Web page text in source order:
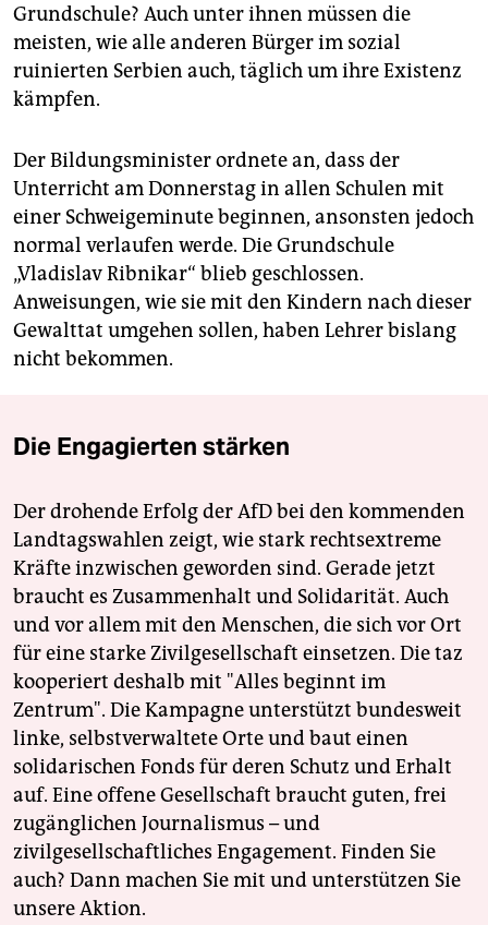
Grundschule? Auch unter ihnen müssen die
meisten, wie alle anderen Bürger im sozial
ruinierten Serbien auch, täglich um ihre Existenz
kämpfen.
Der Bildungsminister ordnete an, dass der
Unterricht am Donnerstag in allen Schulen mit
einer Schweigeminute beginnen, ansonsten jedoch
normal verlaufen werde. Die Grundschule
„Vladislav Ribnikar“ blieb geschlossen.
Anweisungen, wie sie mit den Kindern nach dieser
Gewalttat umgehen sollen, haben Lehrer bislang
nicht bekommen.
Die Engagierten stärken
Der drohende Erfolg der AfD bei den kommenden
Landtagswahlen zeigt, wie stark rechtsextreme
Kräfte inzwischen geworden sind. Gerade jetzt
braucht es Zusammenhalt und Solidarität. Auch
und vor allem mit den Menschen, die sich vor Ort
für eine starke Zivilgesellschaft einsetzen. Die taz
kooperiert deshalb mit "Alles beginnt im
Zentrum". Die Kampagne unterstützt bundesweit
linke, selbstverwaltete Orte und baut einen
solidarischen Fonds für deren Schutz und Erhalt
auf. Eine offene Gesellschaft braucht guten, frei
zugänglichen Journalismus – und
zivilgesellschaftliches Engagement. Finden Sie
auch? Dann machen Sie mit und unterstützen Sie
unsere Aktion.